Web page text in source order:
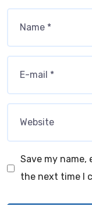
Save my
the next time I